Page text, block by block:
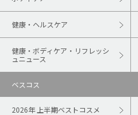
健康・ヘルスケア
健康・ボディケア・リフレッシ
ュニュース
ベスコス
2026年 上半期ベストコスメ